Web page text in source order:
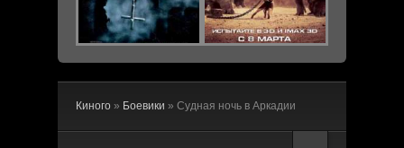
Киного » Боевики » Судная ночь в Аркадии